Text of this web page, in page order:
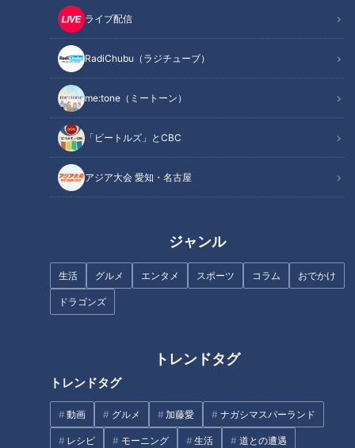
ライブ配信
RadiChubu（ラジチューブ）
me:tone（ミートーン）
「ビートルズ」とCBC
アジア大会 愛知・名古屋
ジャンル
生活 グルメ エンタメ スポーツ コラム おでかけ
ドラゴンズ
トレンドタグ
トレンドタグ
動画 グルメ 加藤愛 ナガシマスパーランド
レシピ モーニング 生活 道との遭遇
この記事を見たあなたへのおすすめ
ベンチ采配の“すき間”に潜んで
いた悪夢、井上竜まさかの開幕
いラーメン”！？ 24時間休まず
煮込み続ける厨房に潜入！今食
べるべき東海3県の町中華とは
デララバが調査！ 名古屋名物
「きしめん住よし」の人気メニ